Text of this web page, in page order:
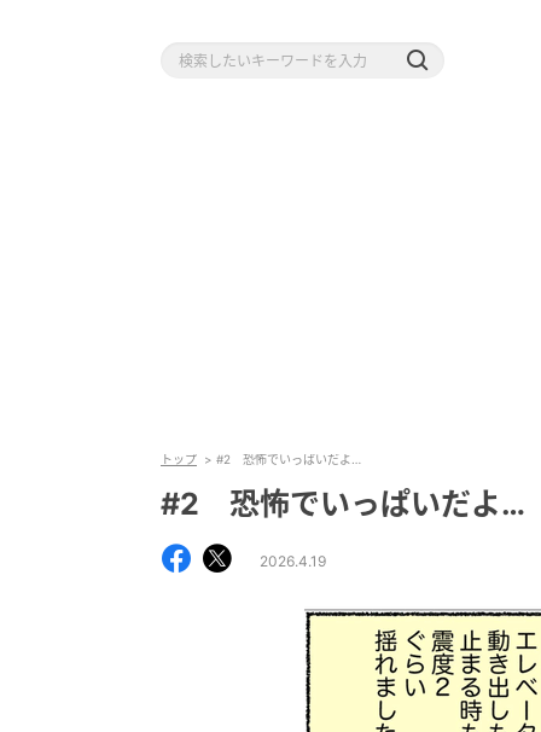
トップ #2 恐怖でいっぱいだよ…
#2 恐怖でいっぱいだよ…
2026.4.19